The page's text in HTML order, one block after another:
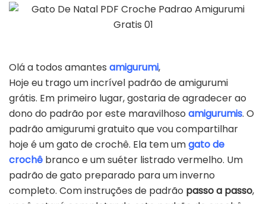
Olá a todos amantes amigurumi,
Hoje eu trago um incrível padrão de amigurumi
grátis. Em primeiro lugar, gostaria de agradecer ao
dono do padrão por este maravilhoso amigurumis. O
padrão amigurumi gratuito que vou compartilhar
hoje é um gato de crochê. Ela tem umgato de
crochê branco e um suéter listrado vermelho. Um
padrão de gato preparado para um inverno
completo. Com instruções de padrão passo a passo,